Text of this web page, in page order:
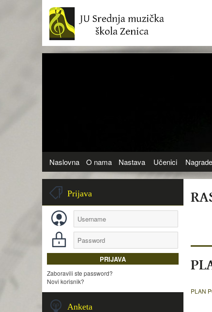
Naslovna O nama Nastava Učenici Nagrade
Prijava
Zaboravili ste password?
Novi korisnik?
Anketa
PLAN